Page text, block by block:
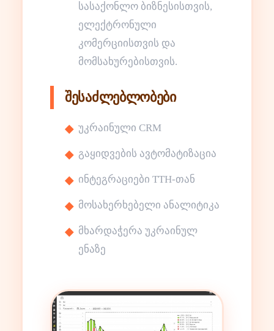
სასაქონლო ბიზნესისთვის,
ელექტრონული
კომერციისთვის და
მომსახურებისთვის.
შესაძლებლობები
უკრაინული CRM
გაყიდვების ავტომატიზაცია
ინტეგრაციები ТТН-თან
მოსახერხებელი ანალიტიკა
მხარდაჭერა უკრაინულ
ენაზე